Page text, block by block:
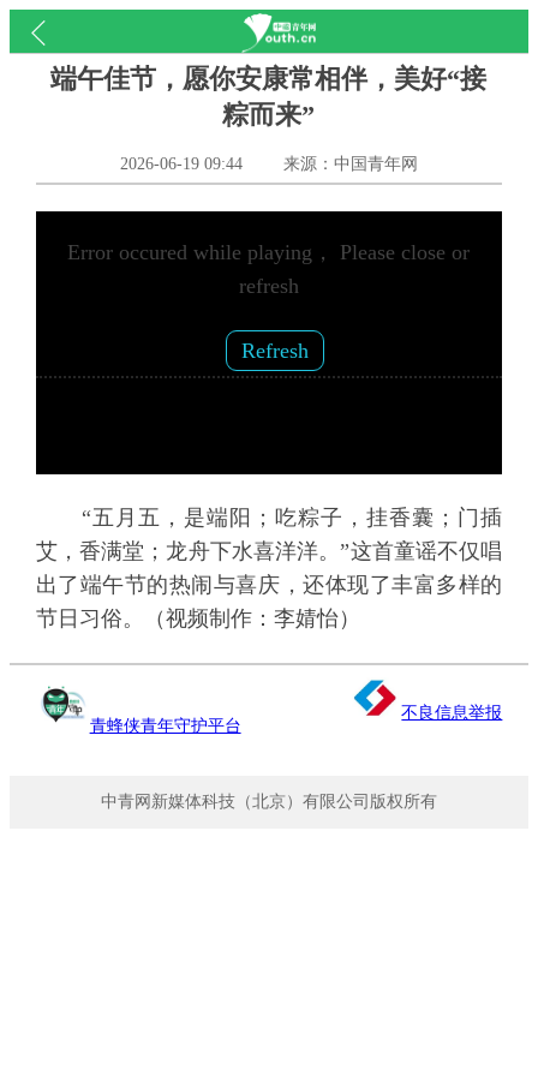
端午佳节，愿你安康常相伴，美好“接
粽而来”
2026-06-19 09:44 来源：中国青年网
Error occured while playing， Please close or
refresh
Refresh
“五月五，是端阳；吃粽子，挂香囊；门插
艾，香满堂；龙舟下水喜洋洋。”这首童谣不仅唱
出了端午节的热闹与喜庆，还体现了丰富多样的
节日习俗。（视频制作：李婧怡）
青蜂侠青年守护平台
不良信息举报
中青网新媒体科技（北京）有限公司版权所有